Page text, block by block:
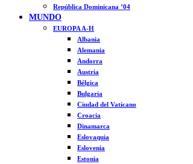
República Dominicana ’04
MUNDO
EUROPA A-H
Albania
Alemania
Andorra
Austria
Bélgica
Bulgaria
Ciudad del Vaticano
Croacia
Dinamarca
Eslovaquia
Eslovenia
Estonia